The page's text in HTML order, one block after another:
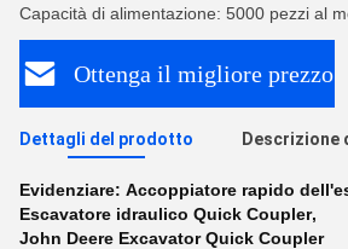
Capacità di alimentazione: 5000 pezzi al
Ottenga il migliore prezzo
Dettagli del prodotto Descrizione
Evidenziare: Accoppiatore rapido
Escavatore idraulico Quick Coupler,
John Deere Excavator Quick Coupler